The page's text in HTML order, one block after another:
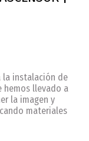
la instalación de
hemos llevado a
la imagen y
materiales